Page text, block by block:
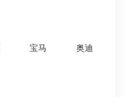
宝马 奥迪